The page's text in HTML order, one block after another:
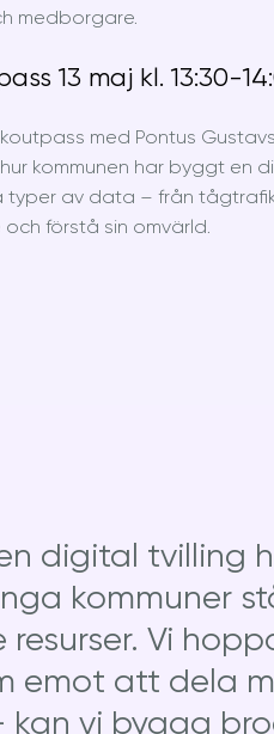
medborgare.
13 maj kl. 13:30-
med Pontus
kommunen har byggt en
typer av data – från
förstå sin omvärld.
digital tvilling
kommuner
resurser. Vi
emot att dela
kan vi bygga